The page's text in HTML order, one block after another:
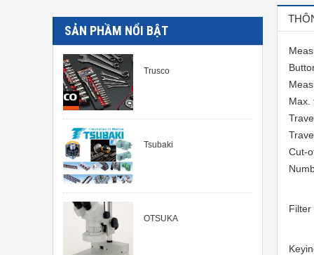
SẢN PHẦM NỔI BẬT
Trusco
Tsubaki
OTSUKA
Max.
Cut-
Filter